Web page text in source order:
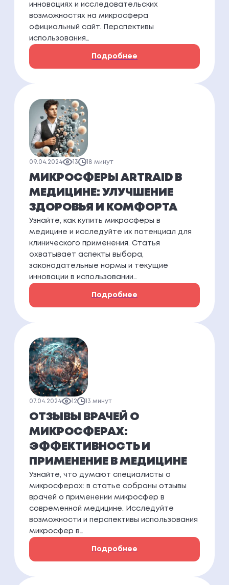
инновациях и исследовательских
возможностях на микросфера
официальный сайт. Перспективы
использования…
Подробнее
09.04.2024 13 18 минут
МИКРОСФЕРЫ ARTRAID В
МЕДИЦИНЕ: УЛУЧШЕНИЕ
ЗДОРОВЬЯ И КОМФОРТА
Узнайте, как купить микросферы в
медицине и исследуйте их потенциал для
клинического применения. Статья
охватывает аспекты выбора,
законодательные нормы и текущие
инновации в использовании…
Подробнее
07.04.2024 12 13 минут
ОТЗЫВЫ ВРАЧЕЙ О
МИКРОСФЕРАХ:
ЭФФЕКТИВНОСТЬ И
ПРИМЕНЕНИЕ В МЕДИЦИНЕ
Узнайте, что думают специалисты о
микросферах: в статье собраны отзывы
врачей о применении микросфер в
современной медицине. Исследуйте
возможности и перспективы использования
микросфер в…
Подробнее